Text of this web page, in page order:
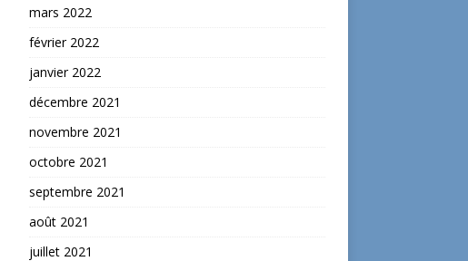
mars 2022
février 2022
janvier 2022
décembre 2021
novembre 2021
octobre 2021
septembre 2021
août 2021
juillet 2021